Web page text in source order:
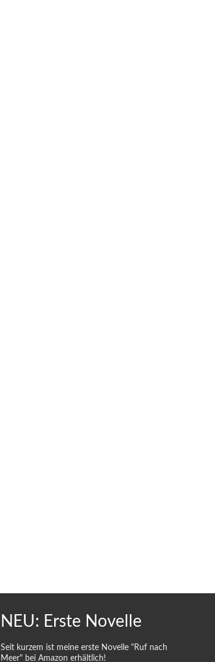
NEU: Erste Novelle
Seit kurzem ist meine erste Novelle "Ruf nach
Meer" bei Amazon erhältlich!